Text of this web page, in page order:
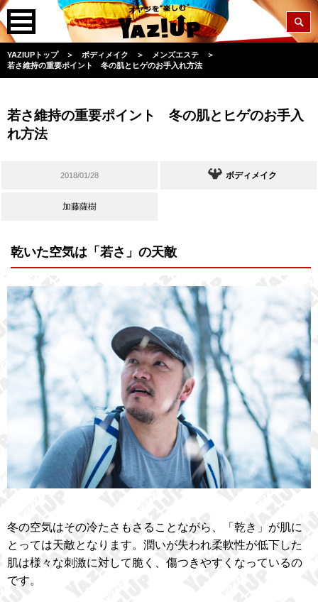
YAZIUPトップ ＞ ボディメイク ＞ メンズエステ
＞
若さ維持の重要ポイント 冬の肌とヒゲのお手入れ方法
若さ維持の重要ポイント 冬の肌とヒゲのお手入
れ方法
2018/01/28 ボディメイク
加藤薩樹
乾いた空気は「若さ」の天敵
冬の空気はその冷たさもさることながら、「乾き」が肌に
とっては天敵となります。潤いが失われ柔軟性が低下した
肌は様々な刺激に対して脆く、傷つきやすくなっているの
です。